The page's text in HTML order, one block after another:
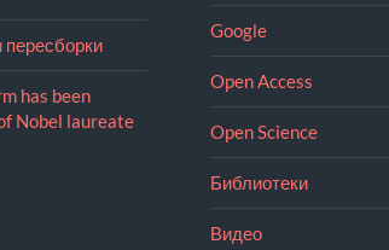
has been
Nobel laureate
Google
Open Access
Open Science
Библиотеки
Видео